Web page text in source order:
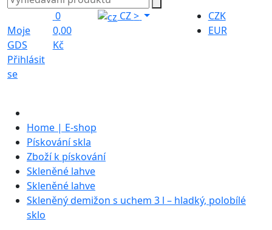
Moje
GDS
Přihlásit
se
0
0,00
Kč
CZ>
CZK
EUR
Home | E-shop
Pískování skla
Zboží k pískování
Skleněné lahve
Skleněné lahve
Skleněný demižon s uchem 3 l – hladký, polobílé
sklo